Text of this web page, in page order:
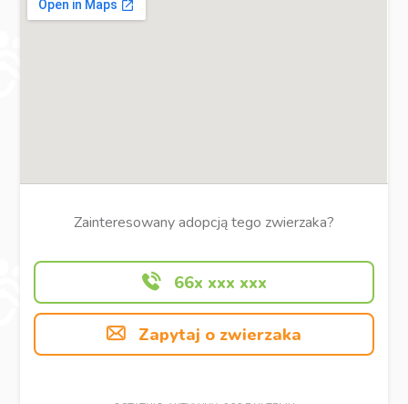
Zainteresowany adopcją tego zwierzaka?
66x xxx xxx
Zapytaj o zwierzaka